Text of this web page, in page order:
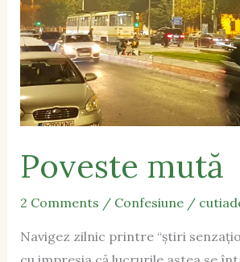
Poveste mută
2 Comments / Confesiune/
Navigez zilnic printre “știri